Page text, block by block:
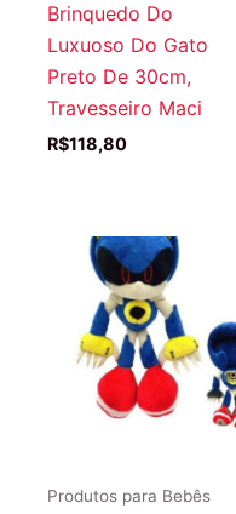
Brinquedo Do
Luxuoso Do Gato
Preto De 30cm,
Travesseiro Maci
R$118,80
Produtos para Bebês